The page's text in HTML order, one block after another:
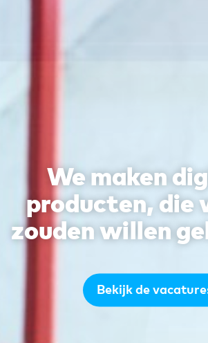
We maken
producten, die
zouden willen
Bekijk de